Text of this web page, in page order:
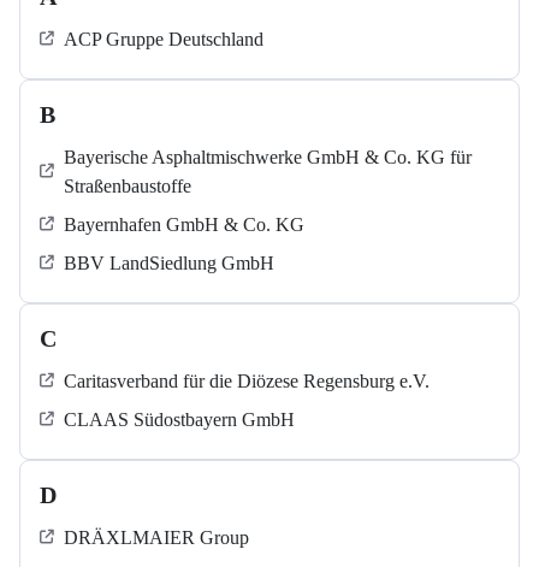
ACP Gruppe Deutschland
B
Bayerische Asphaltmischwerke GmbH & Co. KG für
Straßenbaustoffe
Bayernhafen GmbH & Co. KG
BBV LandSiedlung GmbH
C
Caritasverband für die Diözese Regensburg e.V.
CLAAS Südostbayern GmbH
D
DRÄXLMAIER Group